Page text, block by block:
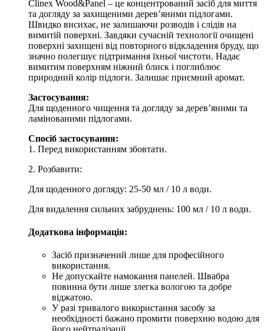
Clinex Wood&Panel – це концентрований засіб для миття
та догляду за захищеними дерев’яними підлогами.
Швидко висихає, не залишаючи розводів і слідів на
вимитій поверхні. Завдяки сучасній технології очищені
поверхні захищені від повторного відкладення бруду, що
значно полегшує підтримання їхньої чистоти. Надає
вимитим поверхням ніжний блиск і поглиблює
природний колір підлоги. Залишає приємний аромат.
Застосування:
Для щоденного чищення та догляду за дерев’яними та
ламінованими підлогами.
Спосіб застосування:
1. Перед використанням збовтати.
2. Розбавити:
Для щоденного догляду: 25-50 мл / 10 л води.
Для видалення сильних забруднень: 100 мл / 10 л води.
Додаткова інформація:
Засіб призначений лише для професійного
використання.
Не допускайте намокання панелей. Швабра
повинна бути лише злегка вологою та добре
віджатою.
У разі тривалого використання засобу за
необхідності бажано промити поверхню водою для